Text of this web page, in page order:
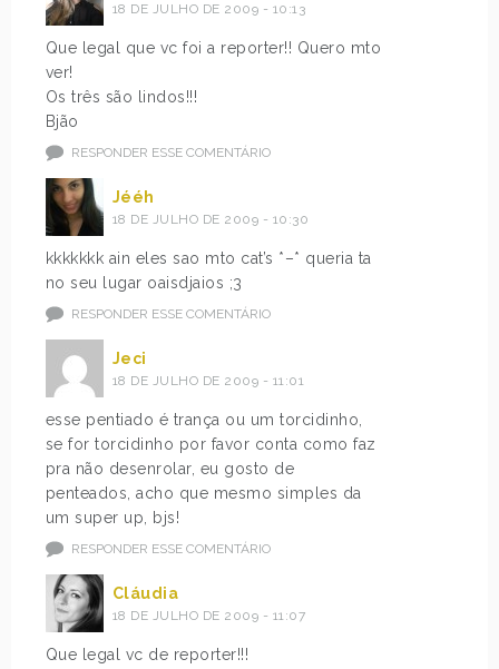
18 DE JULHO DE 2009 - 10:13
Que legal que vc foi a reporter!! Quero mto
ver!
Os três são lindos!!!
Bjão
RESPONDER ESSE COMENTÁRIO
Jééh
18 DE JULHO DE 2009 - 10:30
kkkkkkk ain eles sao mto cat’s *–* queria ta
no seu lugar oaisdjaios ;3
RESPONDER ESSE COMENTÁRIO
Jeci
18 DE JULHO DE 2009 - 11:01
esse pentiado é trança ou um torcidinho,
se for torcidinho por favor conta como faz
pra não desenrolar, eu gosto de
penteados, acho que mesmo simples da
um super up, bjs!
RESPONDER ESSE COMENTÁRIO
Cláudia
18 DE JULHO DE 2009 - 11:07
Que legal vc de reporter!!!